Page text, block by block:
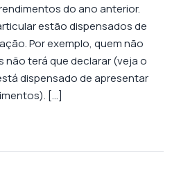
do ano anterior.
estão dispensados de
Por exemplo, quem não
terá que declarar (veja o
dispensado de apresentar
[…]